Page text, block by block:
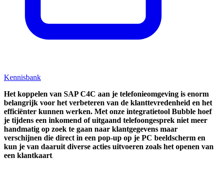
Kennisbank
Het koppelen van SAP C4C aan je telefonieomgeving is enorm
belangrijk voor het verbeteren van de klanttevredenheid en het
efficiënter kunnen werken. Met onze integratietool Bubble hoef
je tijdens een inkomend of uitgaand telefoongesprek niet meer
handmatig op zoek te gaan naar klantgegevens maar
verschijnen die direct in een pop-up op je PC beeldscherm en
kun je van daaruit diverse acties uitvoeren zoals het openen van
een klantkaart.